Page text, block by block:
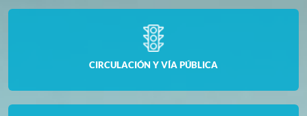
CIRCULACIÓN Y VÍA PÚBLICA